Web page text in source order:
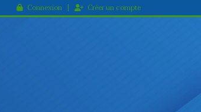
Connexion Créer un compte